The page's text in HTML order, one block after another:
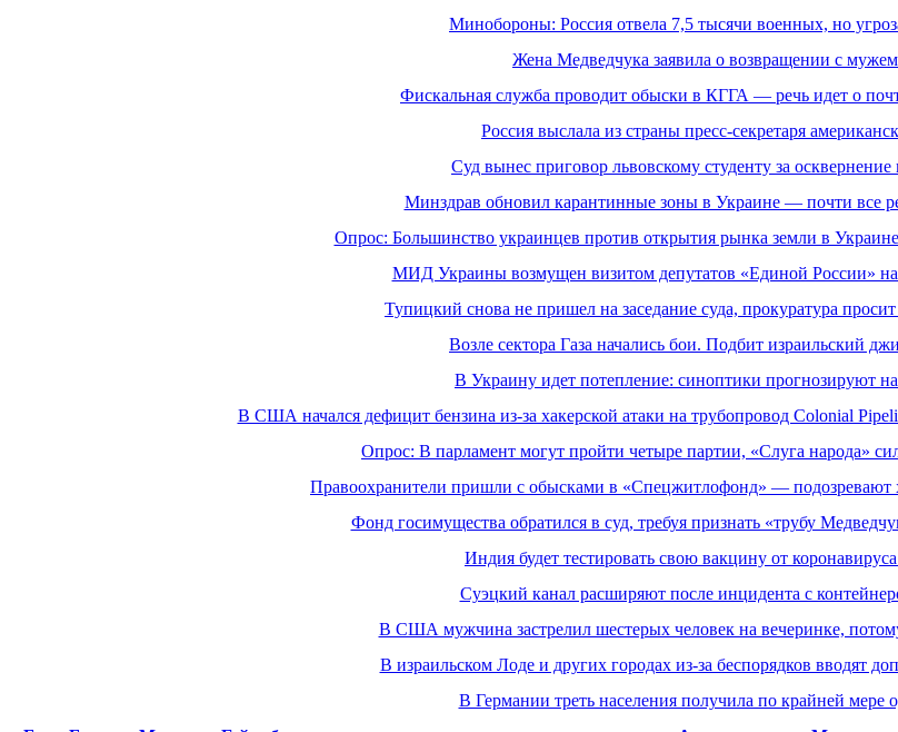
Минобороны: Россия отвела 7,5 тысячи военных, но
Жена Медведчука заявила о возвращении с
Фискальная служба проводит обыски в КГГА — речь идет о
Россия выслала из страны пресс-секретаря
Суд вынес приговор львовскому студенту за
Минздрав обновил карантинные зоны в Украине — почти все
Опрос: Большинство украинцев против открытия рынка земли в
МИД Украины возмущен визитом депутатов «Единой России»
Тупицкий снова не пришел на заседание суда, прокуратура
Возле сектора Газа начались бои. Подбит израильский
В Украину идет потепление: синоптики прогнозируют
В США начался дефицит бензина из-за хакерской атаки на трубопровод Colonial
Опрос: В парламент могут пройти четыре партии, «Слуга народа»
Правоохранители пришли с обысками в «Спецжитлофонд» — подозревают
Фонд госимущества обратился в суд, требуя признать «трубу
Индия будет тестировать свою вакцину от
Суэцкий канал расширяют после инцидента с
В США мужчина застрелил шестерых человек на вечеринке,
В израильском Лоде и других городах из-за беспорядков вводят
В Германии треть населения получила по крайней мере